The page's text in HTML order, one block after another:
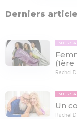
Derniers
Rachel
Un
Rachel